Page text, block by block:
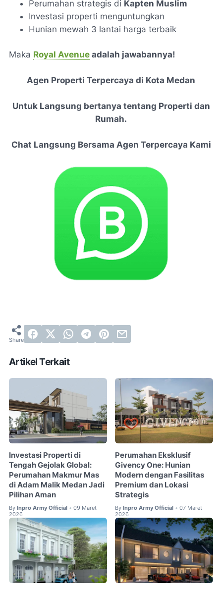
Perumahan strategis di Kapten Muslim
Investasi properti menguntungkan
Hunian mewah 3 lantai harga terbaik
Maka Royal Avenue adalah jawabannya!
Agen Properti Terpercaya di Kota Medan
Untuk Langsung bertanya tentang Properti dan
Rumah.
Chat Langsung Bersama Agen Terpercaya Kami
Artikel Terkait
Investasi Properti di
Tengah Gejolak Global:
Perumahan Makmur Mas
di Adam Malik Medan Jadi
Pilihan Aman
By Inpro Army Official • 09 Maret
2026
Perumahan Eksklusif
Givency One: Hunian
Modern dengan Fasilitas
Premium dan Lokasi
Strategis
By Inpro Army Official • 07 Maret
2026